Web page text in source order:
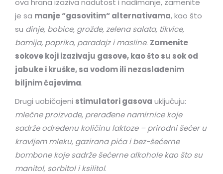
ova hrana izaziva nadutost i nadimanje, zamenite
je sa manje “gasovitim“ alternativama, kao što
su dinje, bobice, grožđe, zelena salata, tikvice,
bamija, paprika, paradajz i masline. Zamenite
sokove koji izazivaju gasove, kao što su sok od
jabuke i kruške, sa vodom ili nezaslađenim
biljnim čajevima.
Drugi uobičajeni stimulatori gasova uključuju:
mlečne proizvode, prerađene namirnice koje
sadrže određenu količinu laktoze – prirodni šećer u
kravljem mleku, gazirana pića i bez-šećerne
bombone koje sadrže šećerne alkohole kao što su
manitol, sorbitol i ksilitol.